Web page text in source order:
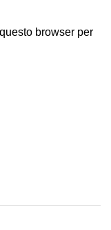
browser per